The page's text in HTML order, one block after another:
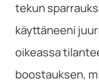
tekun
käyttäneeni
oikeassa
boostauksen,